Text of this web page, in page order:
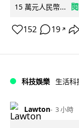
15 萬元人民幣...
152 19 ↗
科技娛樂 生活科
Lawton 3 小時